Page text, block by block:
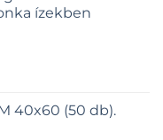
ízekben
40x60 (50 db).